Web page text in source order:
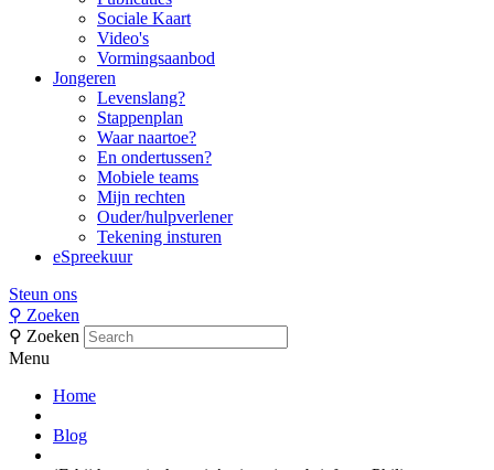
Sociale Kaart
Video's
Vormingsaanbod
Jongeren
Levenslang?
Stappenplan
Waar naartoe?
En ondertussen?
Mobiele teams
Mijn rechten
Ouder/hulpverlener
Tekening insturen
eSpreekuur
Steun ons
⚲ Zoeken
⚲ Zoeken
Menu
Home
Blog